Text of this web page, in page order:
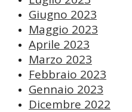
Giugno 2023
Maggio 2023
Aprile 2023
Marzo 2023
Febbraio 2023
Gennaio 2023
Dicembre 2022